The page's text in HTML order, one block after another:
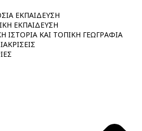
ΕΚΠΑΙΔΕΥΣΗ
ΕΚΠΑΙΔΕΥΣΗ
ΙΣΤΟΡΙΑ ΚΑΙ ΤΟΠΙΚΗ ΓΕΩΓΡΑΦΙΑ